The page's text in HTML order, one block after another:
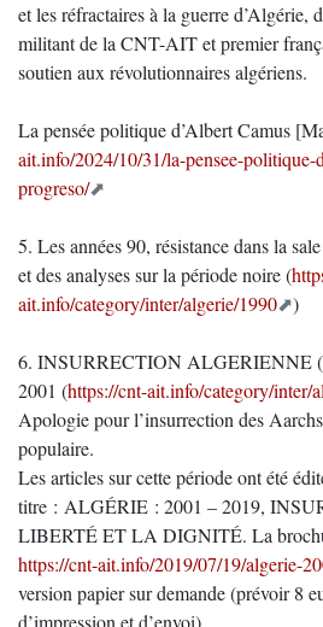
et les réfractaires à la guerre
militant de la CNT-AIT et premier
soutien aux révolutionnaires algériens.
La pensée politique d’Albert Camus
ait.info/2024/10/31/la-pensee-politique-
progreso/
5. Les années 90, résistance dans la
et des analyses sur la période noire (
ait.info/category/inter/algerie/1990
)
6. INSURRECTION ALGERIENNE
2001 (https://cnt-ait.info/category/inter/
Apologie pour l’insurrection des
populaire.
Les articles sur cette période ont été
titre : ALGÉRIE : 2001 – 2019,
LIBERTÉ ET LA DIGNITÉ. La
https://cnt-ait.info/2019/07/19/algerie-
version papier sur demande (prévoir 8
d’impression et d’envoi)